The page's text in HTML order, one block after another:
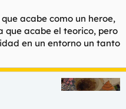
acabe como un heroe,
que acabe el teorico, pero
en un entorno un tanto